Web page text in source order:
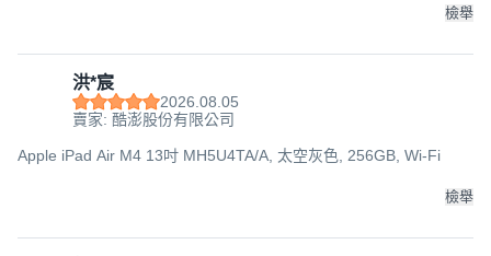
檢舉
洪*宸
2026.08.05
賣家: 酷澎股份有限公司
Apple iPad Air M4 13吋 MH5U4TA/A, 太空灰色, 256GB, Wi-Fi
檢舉